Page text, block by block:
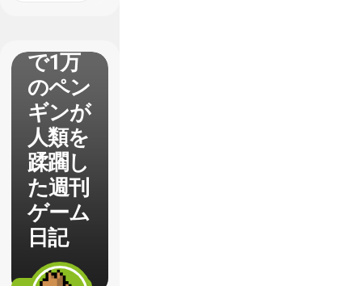
で1万
のペン
ギンが
人類を
蹂躙し
た週刊
ゲーム
日記